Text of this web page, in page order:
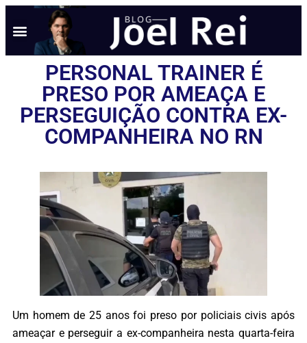
PERSONAL TRAINER É
PRESO POR AMEAÇA E
PERSEGUIÇÃO CONTRA EX-
COMPANHEIRA NO RN
Um homem de 25 anos foi preso por policiais civis após
ameaçar e perseguir a ex-companheira nesta quarta-feira